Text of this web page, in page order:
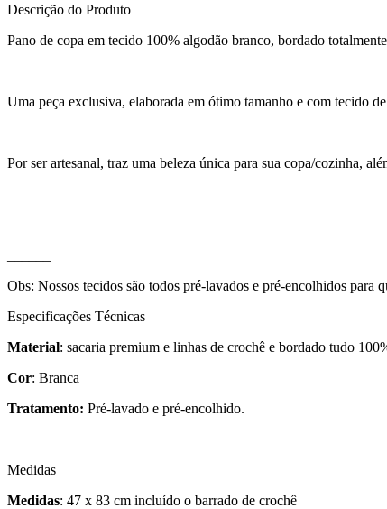
Descrição do Produto
Pano de copa em tecido 100% algodão branco, bordado
Uma peça exclusiva, elaborada em ótimo tamanho e com tecido
Por ser artesanal, traz uma beleza única para sua copa/cozinha,
Obs: Nossos tecidos são todos pré-lavados e pré-encolhidos para
Especificações Técnicas
Material: sacaria premium e linhas de crochê e bordado tudo
Cor: Branca
Tratamento: Pré-lavado e pré-encolhido.
Medidas
Medidas: 47 x 83 cm incluído o barrado de crochê